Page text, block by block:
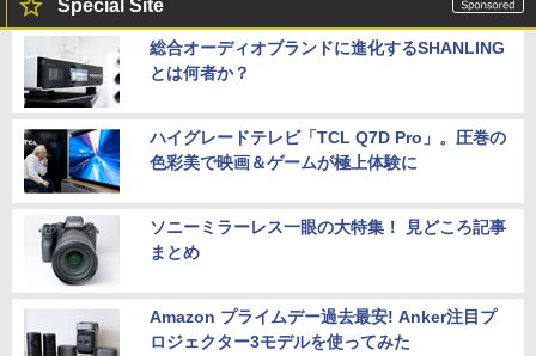
Special Site
総合オーディオブランドに進化するSHANLING
とは何者か？
ハイグレードテレビ「TCL Q7D Pro」。圧巻の
色彩美で映画＆ゲームが極上体験に
ソニーミラーレス一眼の大特集！ 見どころ記事
まとめ
Amazon プライムデー過去最安! Anker注目プ
ロジェクター3モデルを使ってみた